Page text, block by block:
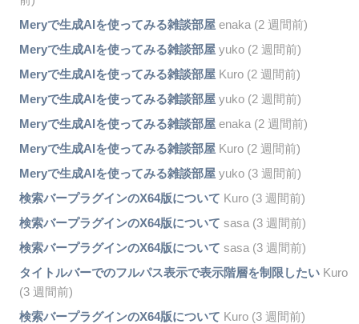
Meryで生成AIを使ってみる雑談部屋enaka (2 週間前)
Meryで生成AIを使ってみる雑談部屋yuko (2 週間前)
Meryで生成AIを使ってみる雑談部屋Kuro (2 週間前)
Meryで生成AIを使ってみる雑談部屋yuko (2 週間前)
Meryで生成AIを使ってみる雑談部屋enaka (2 週間前)
Meryで生成AIを使ってみる雑談部屋Kuro (2 週間前)
Meryで生成AIを使ってみる雑談部屋yuko (3 週間前)
検索バープラグインのX64版について Kuro (3 週間前)
検索バープラグインのX64版について sasa (3 週間前)
検索バープラグインのX64版について sasa (3 週間前)
タイトルバーでのフルパス表示で表示階層を制限したいKuro
(3 週間前)
検索バープラグインのX64版について Kuro (3 週間前)